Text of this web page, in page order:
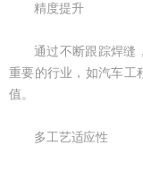
精度提升
通过不断跟踪焊缝，
重要的行业，如汽车工
值。
多工艺适应性